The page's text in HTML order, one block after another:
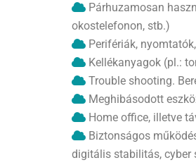
Párhuzamosan
okostelefonon, stb.)
Perifériák,
Kellékanyagok (pl.:
Trouble shooting.
Meghibásodott
Home office, illetve
Biztonságos
digitális stabilitás, cyber